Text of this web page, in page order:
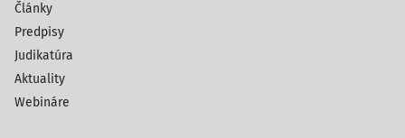
Články
Predpisy
Judikatúra
Aktuality
Webináre